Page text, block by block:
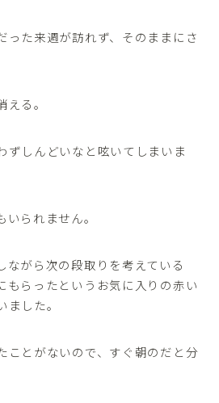
った来週が訪れず、そのままにさ
る。
ずしんどいなと呟いてしまいま
られません。
ながら次の段取りを考えている
もらったというお気に入りの赤い
した。
ことがないので、すぐ朝のだと分